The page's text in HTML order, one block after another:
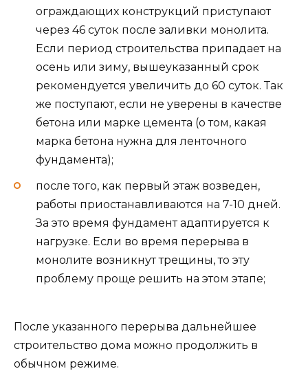
ограждающих конструкций приступают
через 46 суток после заливки монолита.
Если период строительства припадает на
осень или зиму, вышеуказанный срок
рекомендуется увеличить до 60 суток. Так
же поступают, если не уверены в качестве
бетона или марке цемента (о том, какая
марка бетона нужна для ленточного
фундамента);
после того, как первый этаж возведен,
работы приостанавливаются на 7-10 дней.
За это время фундамент адаптируется к
нагрузке. Если во время перерыва в
монолите возникнут трещины, то эту
проблему проще решить на этом этапе;
После указанного перерыва дальнейшее
строительство дома можно продолжить в
обычном режиме.